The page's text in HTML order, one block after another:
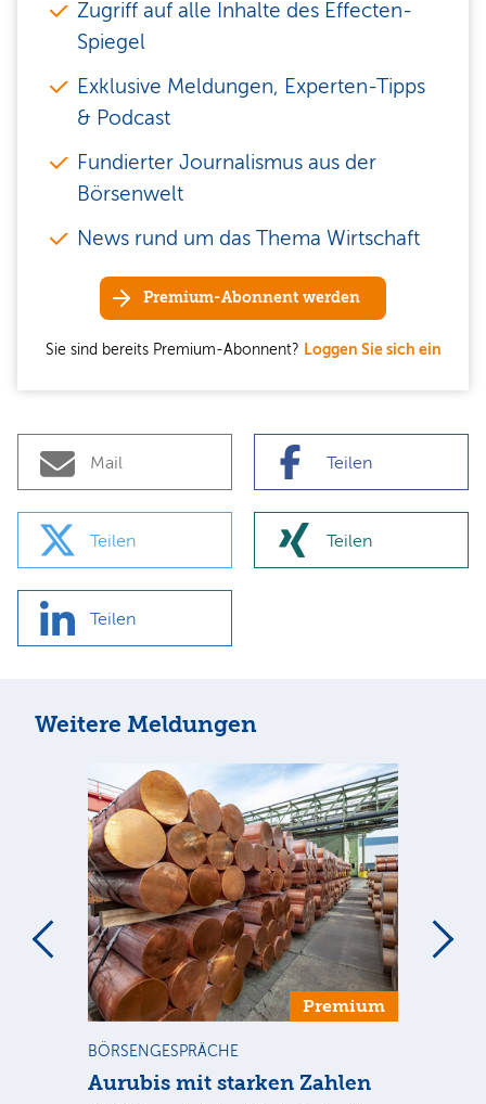
Zugriff auf alle Inhalte des Effecten-
Spiegel
Exklusive Meldungen, Experten-Tipps
& Podcast
Fundierter Journalismus aus der
Börsenwelt
News rund um das Thema Wirtschaft
Premium-Abonnent werden
Sie sind bereits Premium-Abonnent? Loggen Sie sich ein
Mail Teilen
Teilen Teilen
Teilen
Weitere Meldungen
Premium
BÖRSENGESPRÄCHE
Aurubis mit starken Zahlen